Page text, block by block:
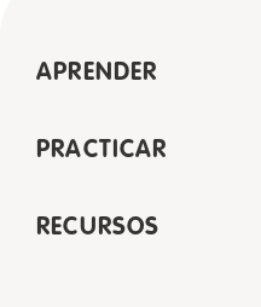
APRENDER
PRACTICAR
RECURSOS